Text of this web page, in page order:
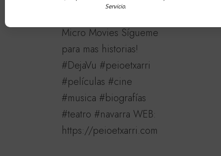
Micro Movies Sígueme
para mas historias!
#DejaVu #peioetxarri
#películas #cine
#musica #biografías
#teatro #navarra WEB:
https://peioetxarri.com
Servicio.